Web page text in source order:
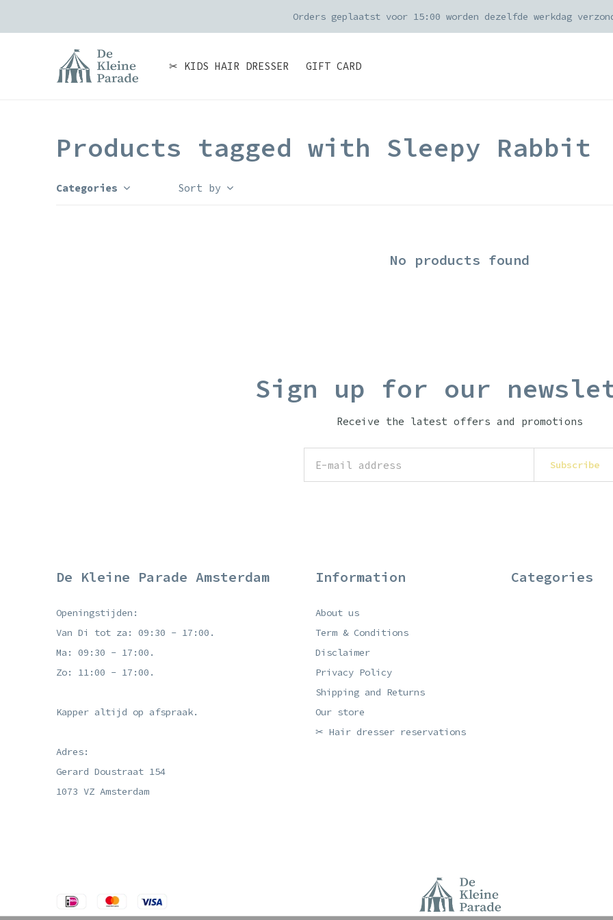
✂ KIDS HAIR DRESSER GIFT CARD
Orders geplaatst voor 15:00 worden dezelfde werkdag
Products tagged with Sleepy Rabbit
Categories Sort by
No products found
Sign up for our
Receive the latest offers and promotions
Subscribe
De Kleine Parade Amsterdam
Openingstijden:
Van Di tot za: 09:30 - 17:00.
Ma: 09:30 - 17:00.
Zo: 11:00 - 17:00.
Kapper altijd op afspraak.
Adres:
Gerard Doustraat 154
1073 VZ Amsterdam
Information
About us
Term & Conditions
Disclaimer
Privacy Policy
Shipping and Returns
Our store
✂ Hair dresser reservations
Categories